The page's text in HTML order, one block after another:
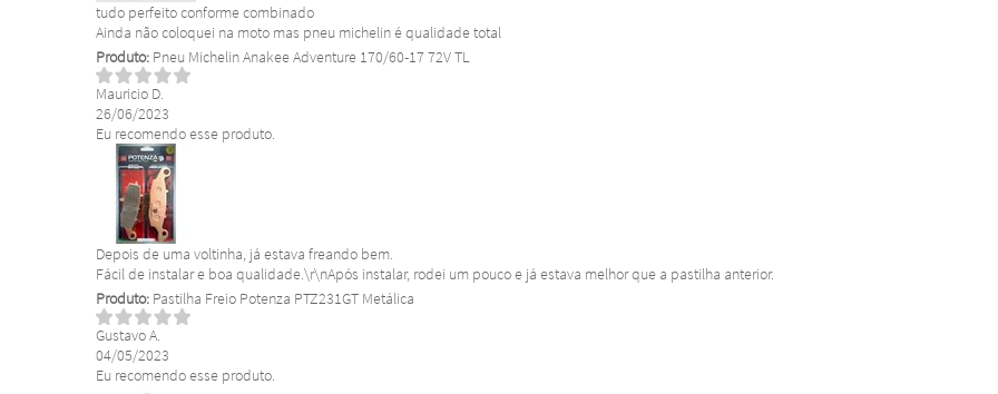
tudo perfeito conforme combinado
Ainda não coloquei na moto mas pneu michelin é qualidade total
Produto: Pneu Michelin Anakee Adventure 170/60-17 72V TL
Mauricio D.
26/06/2023
Eu recomendo esse produto.
Depois de uma voltinha, já estava freando bem.
Fácil de instalar e boa qualidade.\r\nApós instalar, rodei um pouco e já estava melhor que a pastilha anterior.
Produto: Pastilha Freio Potenza PTZ231GT Metálica
Gustavo A.
04/05/2023
Eu recomendo esse produto.